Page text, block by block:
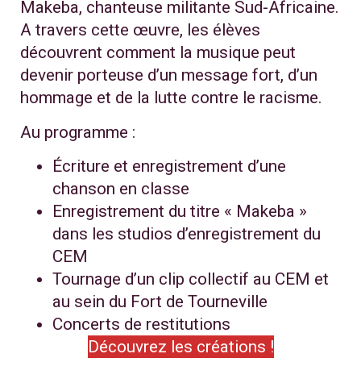
Makeba, chanteuse militante Sud-Africaine.
A travers cette œuvre, les élèves
découvrent comment la musique peut
devenir porteuse d’un message fort, d’un
hommage et de la lutte contre le racisme.
Au programme :
Écriture et enregistrement d’une
chanson en classe
Enregistrement du titre « Makeba »
dans les studios d’enregistrement du
CEM
Tournage d’un clip collectif au CEM et
au sein du Fort de Tourneville
Concerts de restitutions
Découvrez les créations !